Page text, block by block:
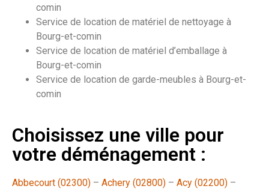
comin
Service de location de matériel de nettoyage à
Bourg-et-comin
Service de location de matériel d’emballage à
Bourg-et-comin
Service de location de garde-meubles à Bourg-et-
comin
Choisissez une ville pour
votre déménagement :
Abbecourt (02300) – Achery (02800) – Acy (02200) –